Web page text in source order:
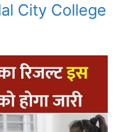
City College